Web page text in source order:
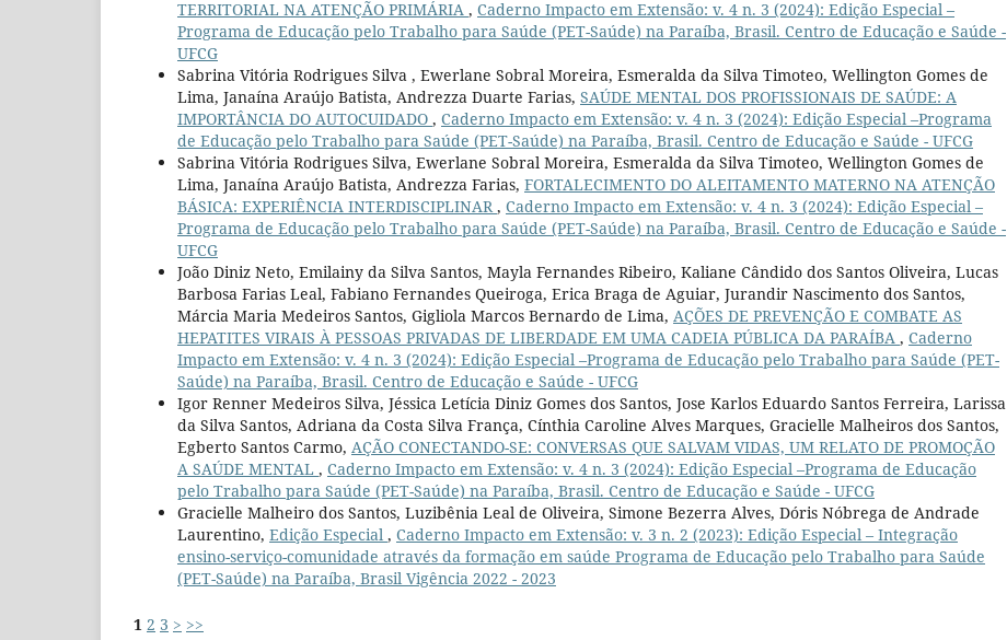
TERRITORIAL NA ATENÇÃO PRIMÁRIA , Caderno Impacto em Extensão: v. 4 n. 3 (2024): Edição Especial –
Programa de Educação pelo Trabalho para Saúde (PET-Saúde) na Paraíba, Brasil. Centro de Educação e Saúde -
UFCG
Sabrina Vitória Rodrigues Silva , Ewerlane Sobral Moreira, Esmeralda da Silva Timoteo, Wellington Gomes de
Lima, Janaína Araújo Batista, Andrezza Duarte Farias, SAÚDE MENTAL DOS PROFISSIONAIS DE SAÚDE: A
IMPORTÂNCIA DO AUTOCUIDADO , Caderno Impacto em Extensão: v. 4 n. 3 (2024): Edição Especial –Programa
de Educação pelo Trabalho para Saúde (PET-Saúde) na Paraíba, Brasil. Centro de Educação e Saúde - UFCG
Sabrina Vitória Rodrigues Silva, Ewerlane Sobral Moreira, Esmeralda da Silva Timoteo, Wellington Gomes de
Lima, Janaína Araújo Batista, Andrezza Farias, FORTALECIMENTO DO ALEITAMENTO MATERNO NA ATENÇÃO
BÁSICA: EXPERIÊNCIA INTERDISCIPLINAR , Caderno Impacto em Extensão: v. 4 n. 3 (2024): Edição Especial –
Programa de Educação pelo Trabalho para Saúde (PET-Saúde) na Paraíba, Brasil. Centro de Educação e Saúde -
UFCG
João Diniz Neto, Emilainy da Silva Santos, Mayla Fernandes Ribeiro, Kaliane Cândido dos Santos Oliveira, Lucas
Barbosa Farias Leal, Fabiano Fernandes Queiroga, Erica Braga de Aguiar, Jurandir Nascimento dos Santos,
Márcia Maria Medeiros Santos, Gigliola Marcos Bernardo de Lima, AÇÕES DE PREVENÇÃO E COMBATE AS
HEPATITES VIRAIS À PESSOAS PRIVADAS DE LIBERDADE EM UMA CADEIA PÚBLICA DA PARAÍBA , Caderno
Impacto em Extensão: v. 4 n. 3 (2024): Edição Especial –Programa de Educação pelo Trabalho para Saúde (PET-
Saúde) na Paraíba, Brasil. Centro de Educação e Saúde - UFCG
Igor Renner Medeiros Silva, Jéssica Letícia Diniz Gomes dos Santos, Jose Karlos Eduardo Santos Ferreira, Larissa
da Silva Santos, Adriana da Costa Silva França, Cínthia Caroline Alves Marques, Gracielle Malheiros dos Santos,
Egberto Santos Carmo, AÇÃO CONECTANDO-SE: CONVERSAS QUE SALVAM VIDAS, UM RELATO DE PROMOÇÃO
A SAÚDE MENTAL , Caderno Impacto em Extensão: v. 4 n. 3 (2024): Edição Especial –Programa de Educação
pelo Trabalho para Saúde (PET-Saúde) na Paraíba, Brasil. Centro de Educação e Saúde - UFCG
Gracielle Malheiro dos Santos, Luzibênia Leal de Oliveira, Simone Bezerra Alves, Dóris Nóbrega de Andrade
Laurentino, Edição Especial , Caderno Impacto em Extensão: v. 3 n. 2 (2023): Edição Especial – Integração
ensino-serviço-comunidade através da formação em saúde Programa de Educação pelo Trabalho para Saúde
(PET-Saúde) na Paraíba, Brasil Vigência 2022 - 2023
1 2 3 > >>